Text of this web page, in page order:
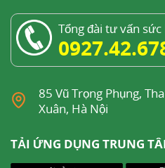
Tổng đài tư vấn sức
85 Vũ Trọng Phụng,
Xuân, Hà Nội
TẢI ỨNG DỤNG TRUNG